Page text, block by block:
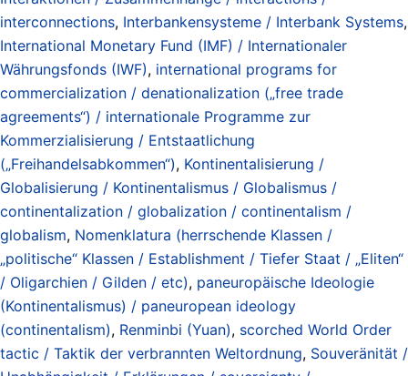
interconnections, Interbankensysteme / Interbank Systems,
International Monetary Fund (IMF) / Internationaler
Währungsfonds (IWF), international programs for
commercialization / denationalization („free trade
agreements“) / internationale Programme zur
Kommerzialisierung / Entstaatlichung
(„Freihandelsabkommen“), Kontinentalisierung /
Globalisierung / Kontinentalismus / Globalismus /
continentalization / globalization / continentalism /
globalism, Nomenklatura (herrschende Klassen /
„politische“ Klassen / Establishment / Tiefer Staat / „Eliten“
/ Oligarchien / Gilden / etc), paneuropäische Ideologie
(Kontinentalismus) / paneuropean ideology
(continentalism), Renminbi (Yuan), scorched World Order
tactic / Taktik der verbrannten Weltordnung, Souveränität /